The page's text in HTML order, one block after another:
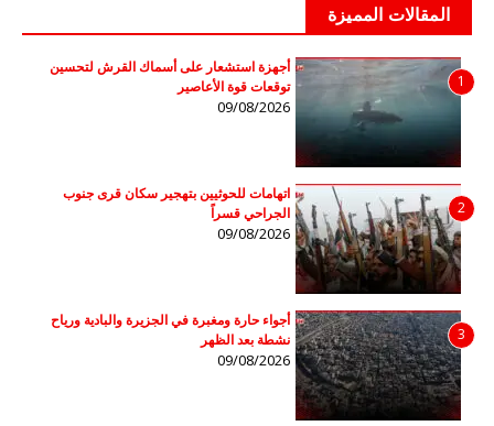
المقالات المميزة
1
أجهزة استشعار على أسماك القرش لتحسين
توقعات قوة الأعاصير
09/08/2026
2
اتهامات للحوثيين بتهجير سكان قرى جنوب
الجراحي قسراً
09/08/2026
3
أجواء حارة ومغبرة في الجزيرة والبادية ورياح
نشطة بعد الظهر
09/08/2026